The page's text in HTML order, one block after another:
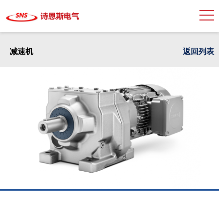
减速机 返回列表